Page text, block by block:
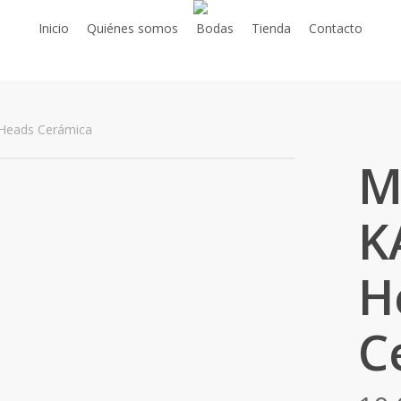
Inicio Quiénes somos Bodas Tienda Contacto
Cerámica